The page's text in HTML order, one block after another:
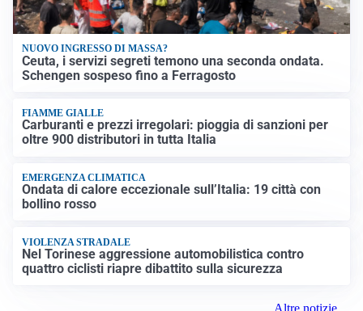
NUOVO INGRESSO DI MASSA?
Ceuta, i servizi segreti temono una seconda ondata.
Schengen sospeso fino a Ferragosto
FIAMME GIALLE
Carburanti e prezzi irregolari: pioggia di sanzioni per
oltre 900 distributori in tutta Italia
EMERGENZA CLIMATICA
Ondata di calore eccezionale sull’Italia: 19 città con
bollino rosso
VIOLENZA STRADALE
Nel Torinese aggressione automobilistica contro
quattro ciclisti riapre dibattito sulla sicurezza